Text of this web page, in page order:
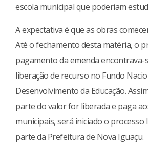
escola municipal que poderiam
A expectativa é que as obras
Até o fechamento desta matéria, o
pagamento da emenda encontrava-
liberação de recurso no Fundo
Desenvolvimento da Educação.
parte do valor for liberada e paga
municipais, será iniciado o
parte da Prefeitura de Nova Iguaçu.